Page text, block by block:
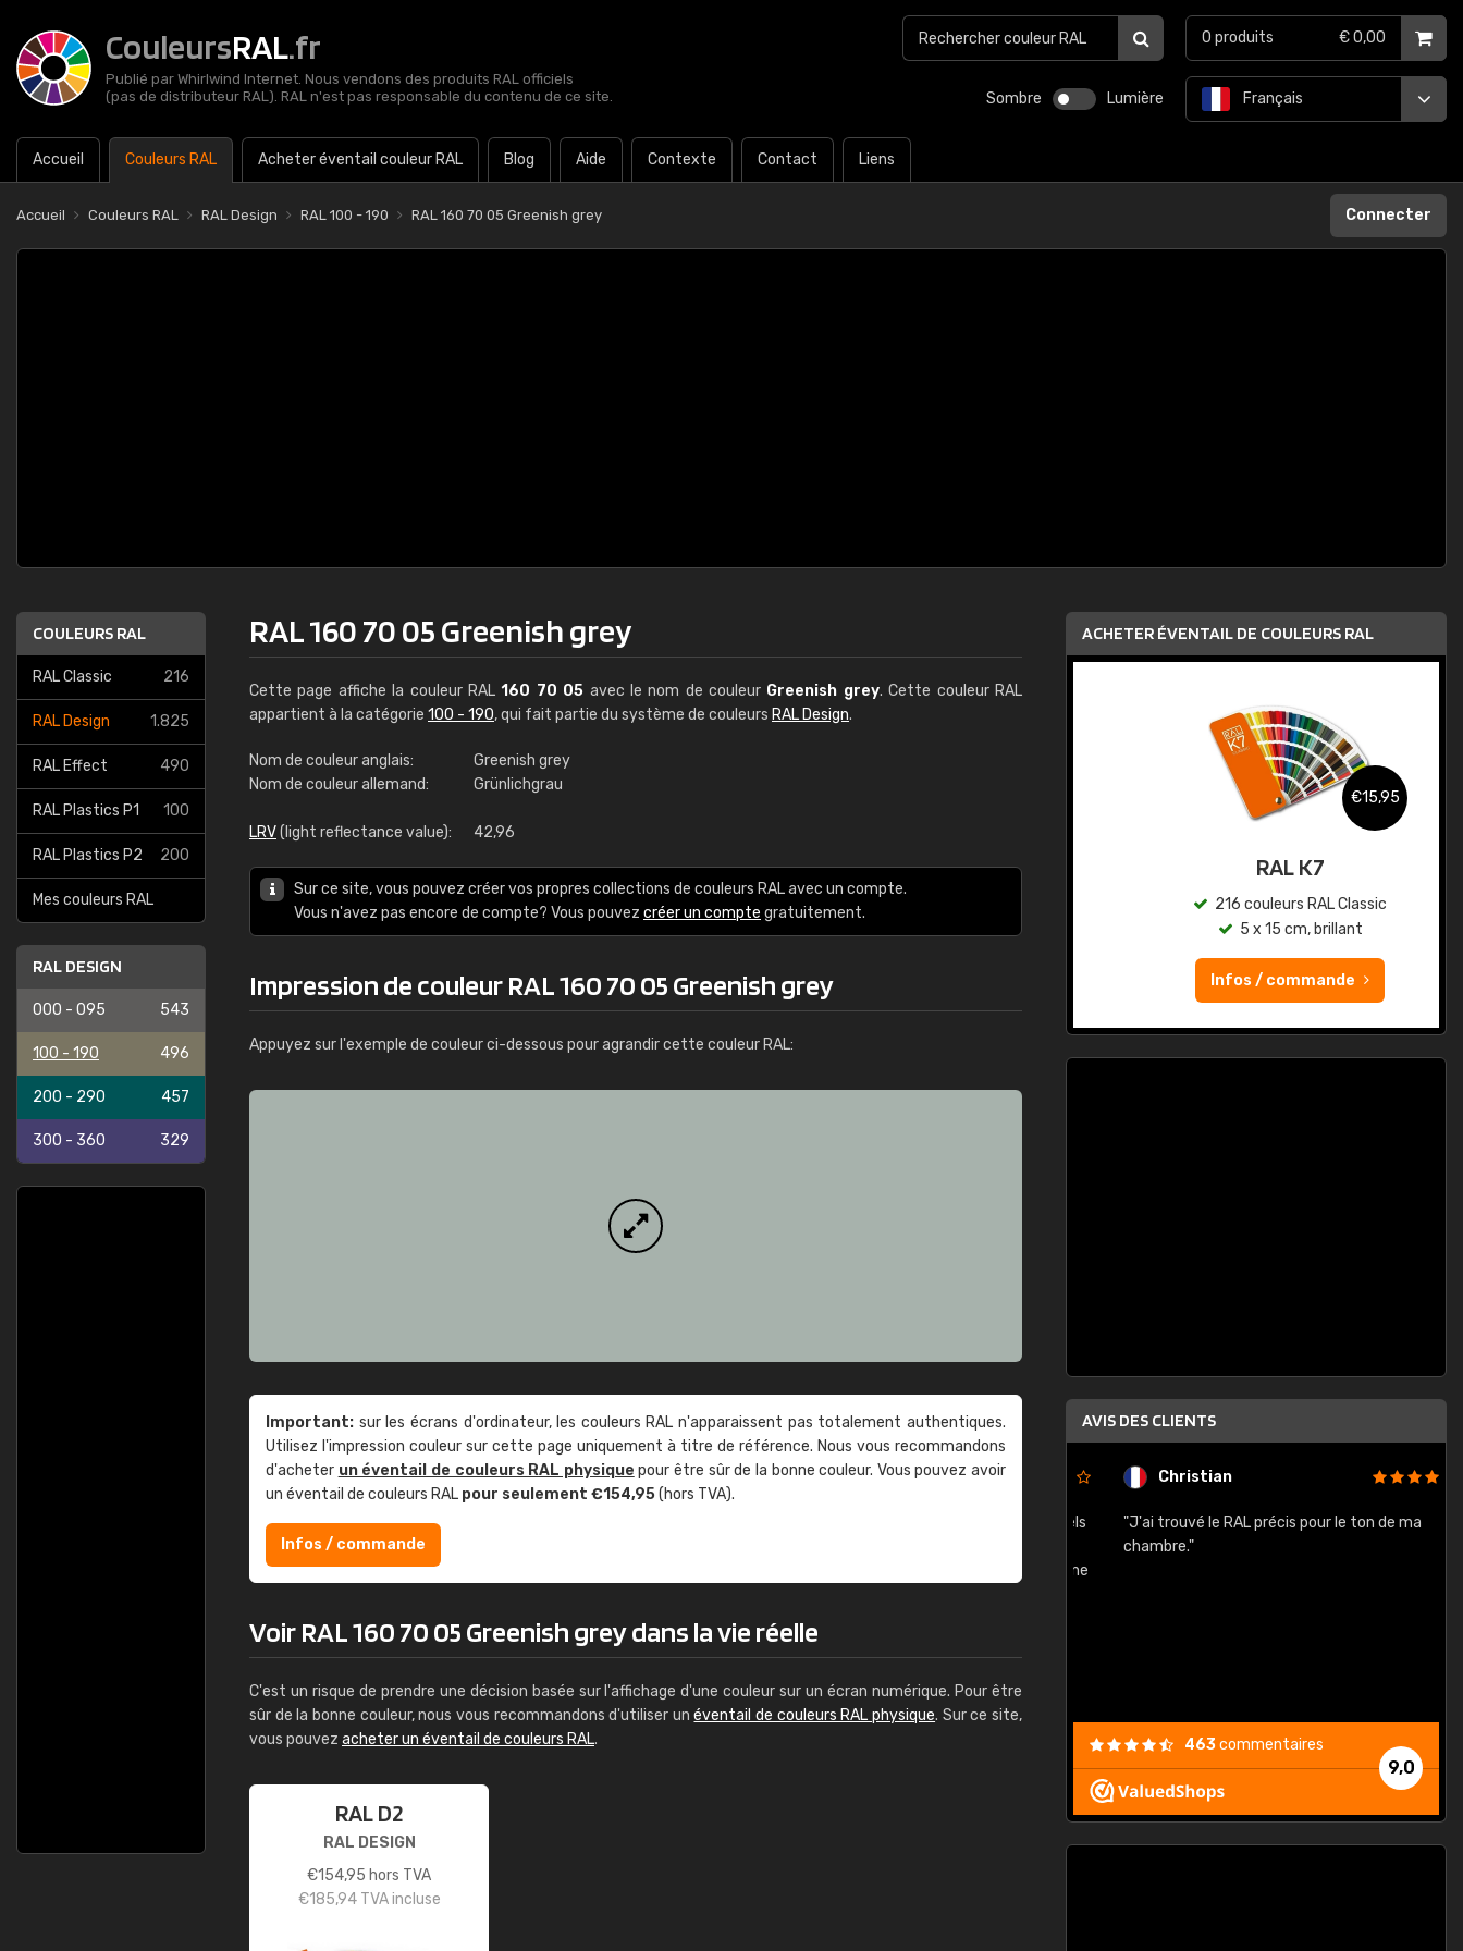
CouleursRAL.fr
Publié par Whirlwind Internet. Nous vendons des produits RAL officiels
(pas de distributeur RAL). RAL n'est pas responsable du contenu de ce site.
Sombre Lumière
Accueil Couleurs RAL Acheter éventail couleur RAL Blog Aide Contexte Contact Liens
Français
0 produits € 0,00
Accueil Couleurs RAL RAL Design RAL 100 - 190 RAL 160 70 05 Greenish grey Connecter
COULEURS RAL
RAL Classic 216
RAL Design 1.825
RAL Effect 490
RAL Plastics P1 100
RAL Plastics P2 200
Mes couleurs RAL
RAL DESIGN
000 - 095 543
100 - 190 496
200 - 290 457
300 - 360 329
RAL 160 70 05 Greenish grey
Cette page affiche la couleur RAL160 70 05 avec le nom de couleur Greenish grey. Cette couleur RAL
appartient à la catégorie 100 - 190, qui fait partie du système de couleurs RAL Design.
Nom de couleur anglais:
Greenish grey
Nom de couleur allemand:
Grünlichgrau
LRV(light reflectance value): 42,96
Sur ce site, vous pouvez créer vos propres collections de couleurs RAL avec un compte.
Vous n'avez pas encore de compte? Vous pouvez créer un compte gratuitement.
Impression de couleur RAL 160 70 05 Greenish grey
Appuyez sur l'exemple de couleur ci-dessous pour agrandir cette couleur RAL:
Important: sur les écrans d'ordinateur, les couleurs RAL n'apparaissent pas totalement authentiques.
Utilisez l'impression couleur sur cette page uniquement à titre de référence. Nous vous recommandons
d'acheter un éventail de couleurs RAL physique pour être sûr de la bonne couleur. Vous pouvez avoir
un éventail de couleurs RAL pour seulement €154,95(hors TVA).
Infos / commande
Voir RAL 160 70 05 Greenish grey dans la vie réelle
C'est un risque de prendre une décision basée sur l'affichage d'une couleur sur un écran numérique. Pour être
sûr de la bonne couleur, nous vous recommandons d'utiliser unéventail de couleurs RAL physique. Sur ce site,
vous pouvez acheter un éventail de couleurs RAL.
RAL D2
RAL DESIGN
€154,95 hors TVA
€185,94TVA incluse
ACHETER ÉVENTAIL DE COULEURS RAL
RAL K7 à base d'eau
216 couleurs RAL Classic
Infos / commande
€15,95
RAL K7
216 couleurs RAL Classic
5 x 15 cm, brillant
Infos / commande
AVIS DES CLIENTS
Guillaume Euvrard Christian
"J'ai trouvé le RAL précis pour le ton de ma
chambre."
9,0
463commentaires